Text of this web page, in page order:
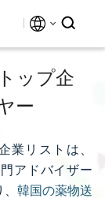
ップ企
ー
業リストは、
アドバイザー
韓国の薬物送